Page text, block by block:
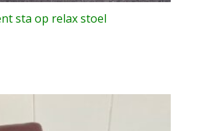
sta op relax stoel